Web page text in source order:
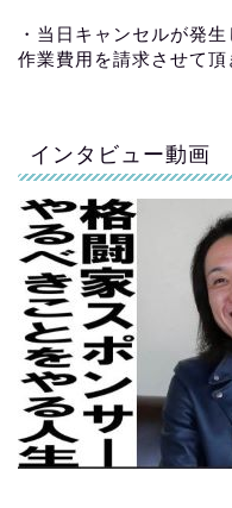
・当日キャンセルが発
作業費用を請求させて頂
インタビュー動画